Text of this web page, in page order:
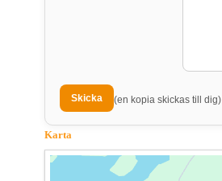
(en kopia skickas till dig)
Karta